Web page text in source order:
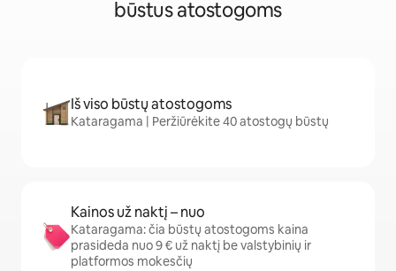
būstus atostogoms
Iš viso būstų atostogoms
Kataragama | Peržiūrėkite 40 atostogų būstų
Kainos už naktį – nuo
Kataragama: čia būstų atostogoms kaina
prasideda nuo 9 € už naktį be valstybinių ir
platformos mokesčių